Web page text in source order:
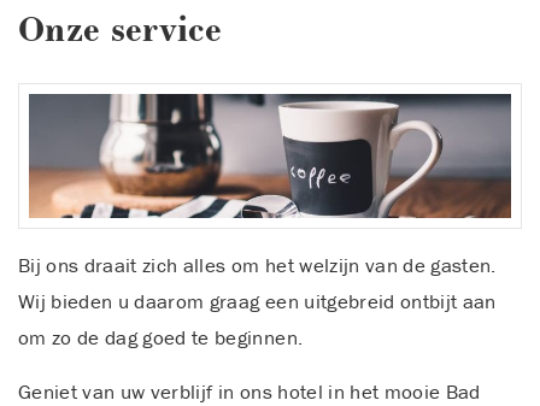
Onze service
Bij ons draait zich alles om het welzijn van de gasten.
Wij bieden u daarom graag een uitgebreid ontbijt aan
om zo de dag goed te beginnen.
Geniet van uw verblijf in ons hotel in het mooie Bad